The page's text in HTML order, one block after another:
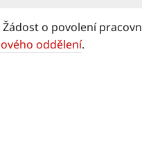
o povolení
oddělení.